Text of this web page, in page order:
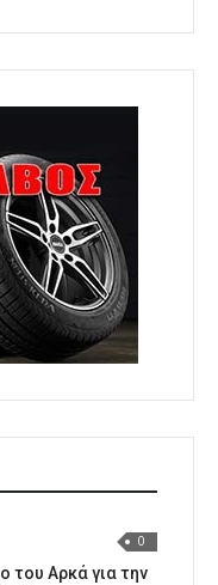
0
του Αρκά για την